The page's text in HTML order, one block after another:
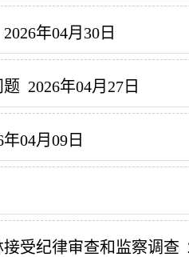
2026年04月30日
题 2026年04月27日
年04月09日
受纪律审查和监察调查